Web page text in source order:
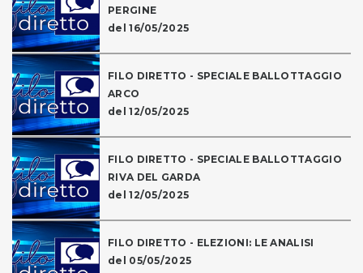
PERGINE
del 16/05/2025
FILO DIRETTO - SPECIALE BALLOTTAGGIO
ARCO
del 12/05/2025
FILO DIRETTO - SPECIALE BALLOTTAGGIO
RIVA DEL GARDA
del 12/05/2025
FILO DIRETTO - ELEZIONI: LE ANALISI
del 05/05/2025